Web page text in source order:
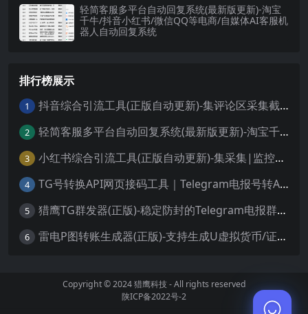
轻简客服多平台自动回复系统(最新版更新)-淘宝
千牛/抖音小红书/微信QQ等电商/自媒体AI客服机
器人自动回复系统
排行榜展示
1 抖音综合引流工具(正版自动更新)-集评论区采集截留|直播间采集|监控新评论|关注|评论|私信|点赞|截留养号为一体的抖音综合营销获客工具
2 轻简客服多平台自动回复系统(最新版更新)-淘宝千牛/抖音小红书/微信QQ等电商/自媒体AI客服机器人自动回复系统
3 小红书综合引流工具(正版自动更新)-集采集|监控|关注|评论|点赞|截留养号为一体的小红书综合营销获客工具
4 TG号转换API网页接码工具｜Telegram电报号转API链接快速接码登录更稳定
5 猎鹰TG群发器(正版)-稳定防封的Telegram电报群发协议软件
6 雷电P图转账生成器(正版)-支持生成U虚拟货币/证件/银行/微信/支付宝高清图
Copyright © 2024猎鹰科技- All rights reserved
陕ICP备2022号-2